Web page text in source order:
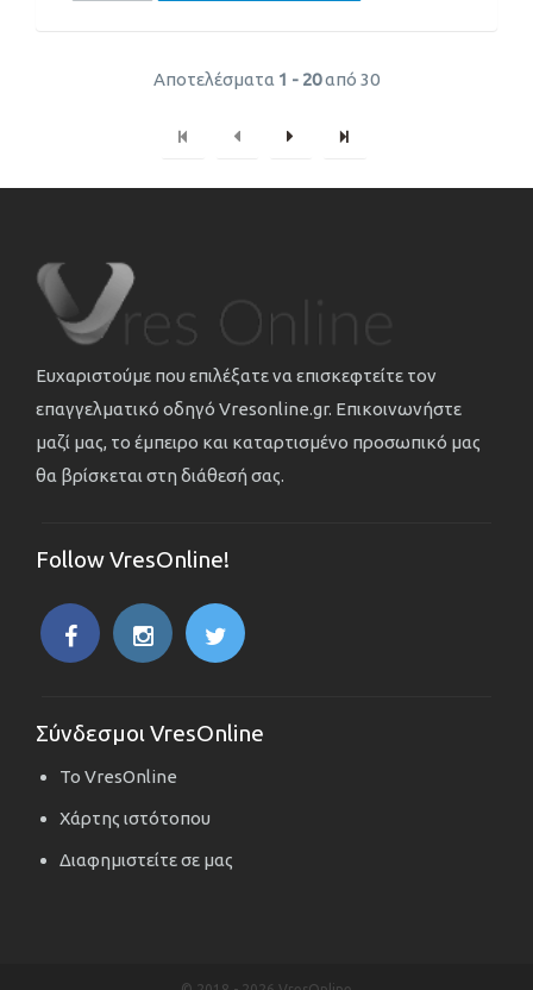
Αποτελέσματα 1 - 20από 30
Ευχαριστούμε που επιλέξατε να επισκεφτείτε τον
επαγγελματικό οδηγό Vresonline.gr. Επικοινωνήστε
μαζί μας, το έμπειρο και καταρτισμένο προσωπικό μας
θα βρίσκεται στη διάθεσή σας.
Follow VresOnline!
Σύνδεσμοι VresOnline
Το VresOnline
Χάρτης ιστότοπου
Διαφημιστείτε σε μας